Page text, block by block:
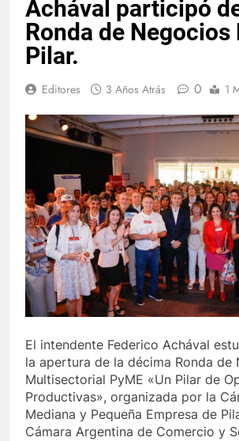
Achával participó
Ronda de Negocios
Pilar.
Editores 3 Años Atrás 0 1
El intendente Federico Achával
la apertura de la décima Ronda de
Multisectorial PyME «Un Pilar de
Productivas», organizada por la
Mediana y Pequeña Empresa de
Cámara Argentina de Comercio y